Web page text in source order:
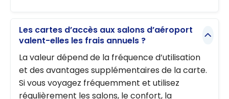
Les cartes d’accès aux salons d’aéroport
valent-elles les frais annuels ?
La valeur dépend de la fréquence d’utilisation
et des avantages supplémentaires de la carte.
Si vous voyagez fréquemment et utilisez
régulièrement les salons, le confort, la